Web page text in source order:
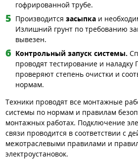
гофрированной трубе.
Производится засыпка и
Излишний грунт по требованию
вывезен.
Контрольный запуск системы.
проводят тестирование и наладку
проверяют степень очистки и
нормам.
Техники проводят все монтажные
системы по нормам и правилам
монтажных работах. Подключение
связи проводится в соответствии с
межотраслевыми правилами и
электроустановок.